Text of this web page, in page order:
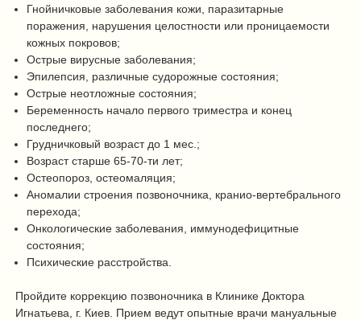
Гнойничковые заболевания кожи, паразитарные
поражения, нарушения целостности или проницаемости
кожных покровов;
Острые вирусные заболевания;
Эпилепсия, различные судорожные состояния;
Острые неотложные состояния;
Беременность начало первого триместра и конец
последнего;
Грудничковый возраст до 1 мес.;
Возраст старше 65-70-ти лет;
Остеопороз, остеомаляция;
Аномалии строения позвоночника, кранио-вертебрального
перехода;
Онкологические заболевания, иммунодефицитные
состояния;
Психические расстройства.
Пройдите коррекцию позвоночника в Клинике Доктора
Игнатьева, г. Киев. Прием ведут опытные врачи мануальные